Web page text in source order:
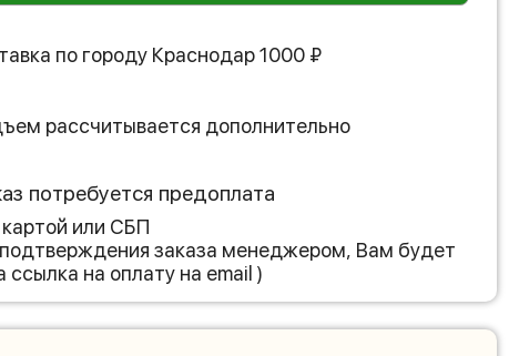
по городу Краснодар 1000 ₽
рассчитывается дополнительно
потребуется предоплата
или СБП
заказа менеджером, Вам будет
ссылка на оплату на email )